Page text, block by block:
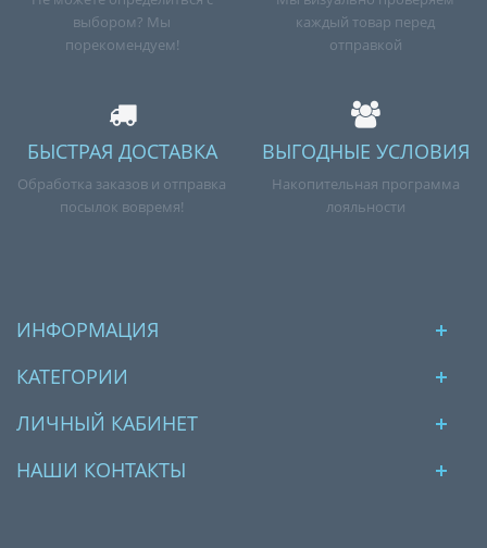
выбором? Мы
порекомендуем!
каждый товар перед
отправкой
БЫСТРАЯ ДОСТАВКА
Обработка заказов и отправка
посылок вовремя!
ВЫГОДНЫЕ УСЛОВИЯ
Накопительная программа
лояльности
ИНФОРМАЦИЯ
КАТЕГОРИИ
ЛИЧНЫЙ КАБИНЕТ
НАШИ КОНТАКТЫ